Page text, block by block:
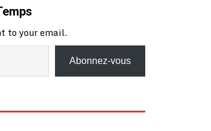
to your email.
Abonnez-vous